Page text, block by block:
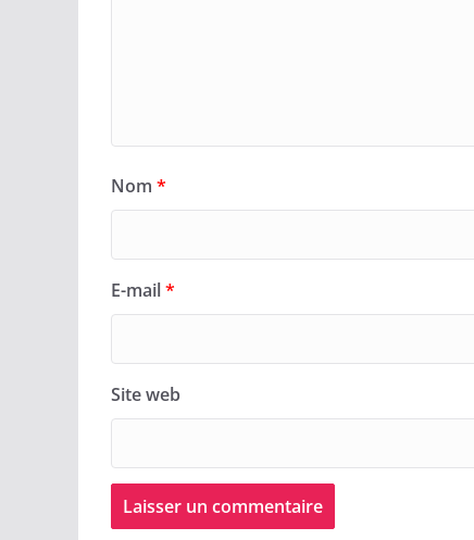
Nom *
E-mail*
Site web